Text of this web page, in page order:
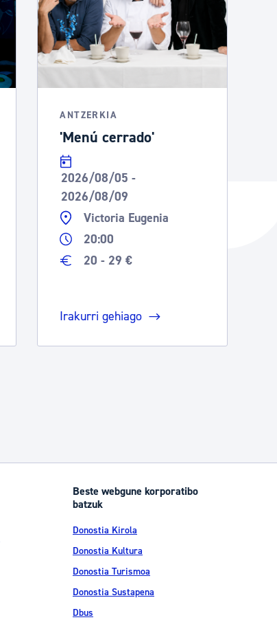
ANTZERKIA
'Menú cerrado'
2026/08/05 -
2026/08/09
Victoria Eugenia
20:00
20 - 29 €
Irakurri gehiago
Beste webgune korporatibo
batzuk
Donostia Kirola
Donostia Kultura
Donostia Turismoa
Donostia Sustapena
Dbus